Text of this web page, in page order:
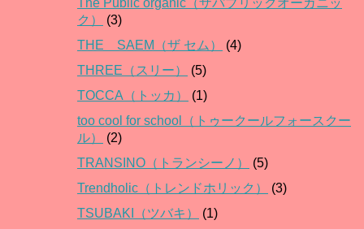
The Public organic（ザパブリックオーガニッ
ク）
(3)
THE SAEM（ザ セム）
(4)
THREE（スリー）
(5)
TOCCA（トッカ）
(1)
too cool for school（トゥークールフォースクー
ル）
(2)
TRANSINO（トランシーノ）
(5)
Trendholic（トレンドホリック）
(3)
TSUBAKI（ツバキ）
(1)